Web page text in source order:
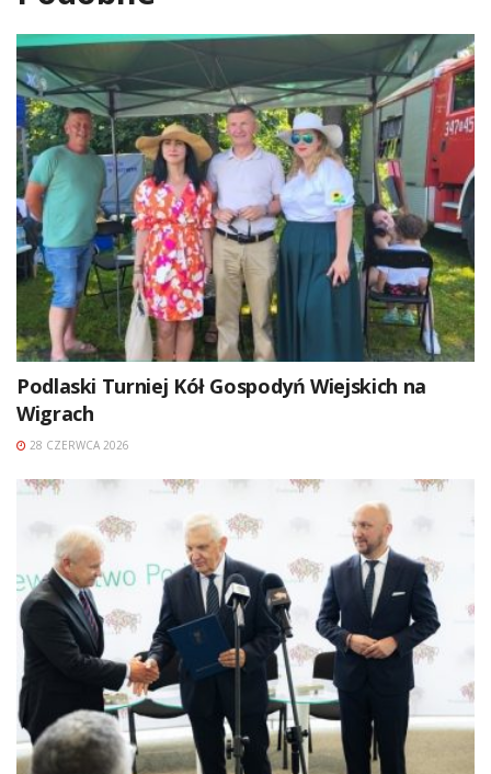
Podlaski Turniej Kół Gospodyń Wiejskich na
Wigrach
28 CZERWCA 2026